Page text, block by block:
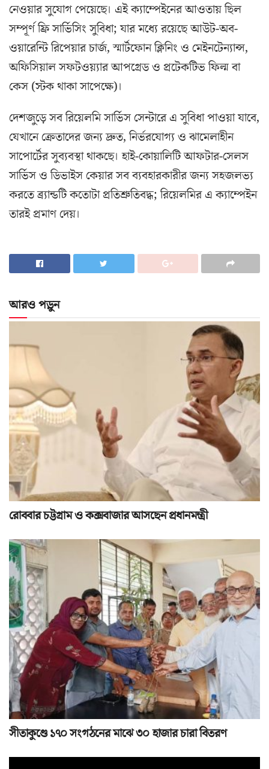
নেওয়ার সুযোগ পেয়েছে। এই ক্যাম্পেইনের আওতায় ছিল
সম্পূর্ণ ফ্রি সার্ভিসিং সুবিধা; যার মধ্যে রয়েছে আউট-অব-
ওয়ারেন্টি রিপেয়ার চার্জ, স্মার্টফোন ক্লিনিং ও মেইনটেন্যান্স,
অফিসিয়াল সফটওয়্যার আপগ্রেড ও প্রটেকটিভ ফিল্ম বা
কেস (স্টক থাকা সাপেক্ষে)।
দেশজুড়ে সব রিয়েলমি সার্ভিস সেন্টারে এ সুবিধা পাওয়া যাবে,
যেখানে ক্রেতাদের জন্য দ্রুত, নির্ভরযোগ্য ও ঝামেলাহীন
সাপোর্টের সুব্যবস্থা থাকছে। হাই-কোয়ালিটি আফটার-সেলস
সার্ভিস ও ডিভাইস কেয়ার সব ব্যবহারকারীর জন্য সহজলভ্য
করতে ব্র্যান্ডটি কতোটা প্রতিশ্রুতিবদ্ধ; রিয়েলমির এ ক্যাম্পেইন
তারই প্রমাণ দেয়।
আরও পড়ুন
রোববার চট্টগ্রাম ও কক্সবাজার আসছেন প্রধানমন্ত্রী
সীতাকুণ্ডে ১৭০ সংগঠনের মাঝে ৩০ হাজার চারা বিতরণ